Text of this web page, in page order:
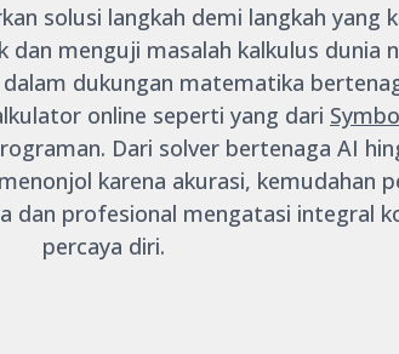
solusi langkah demi langkah yang
dan menguji masalah kalkulus dunia
dukungan matematika
online seperti yang dari
Dari solver bertenaga AI
karena akurasi, kemudahan
profesional mengatasi integral
percaya diri.